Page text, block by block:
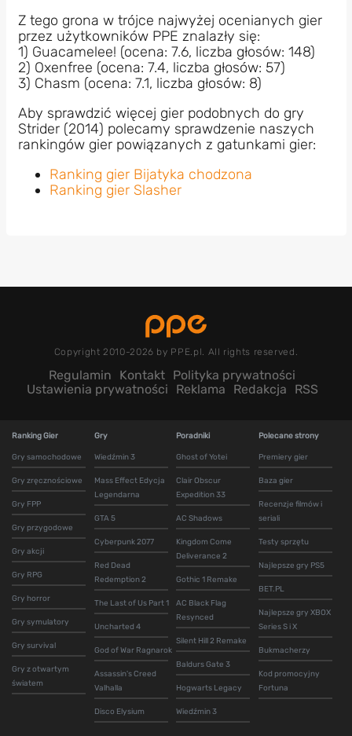
Z tego grona w trójce najwyżej ocenianych gier
przez użytkowników PPE znalazły się:
1) Guacamelee! (ocena: 7.6, liczba głosów: 148)
2) Oxenfree (ocena: 7.4, liczba głosów: 57)
3) Chasm (ocena: 7.1, liczba głosów: 8)
Aby sprawdzić więcej gier podobnych do gry
Strider (2014) polecamy sprawdzenie naszych
rankingów gier powiązanych z gatunkami gier:
Ranking gier Bijatyka chodzona
Ranking gier Slasher
Copyright 2010-2026 by PPE.pl. All rights reserved.
Regulamin Kontakt Polityka prywatności
Ustawienia prywatności
Reklama Redakcja RSS
Ranking Gier
Gry samochodowe
Gry zręcznościowe
Gry FPP
Gry przygodowe
Gry akcji
Gry RPG
Gry horror
Gry symulatory
Gry survival
Gry z otwartym
światem
Gry
Wiedźmin 3
Mass Effect Edycja
Legendarna
GTA 5
Cyberpunk 2077
Red Dead
Redemption 2
The Last of Us Part 1
Uncharted 4
God of War Ragnarok
Assassin's Creed
Valhalla
Disco Elysium
Poradniki
Ghost of Yotei
Clair Obscur
Expedition 33
AC Shadows
Kingdom Come
Deliverance 2
Gothic 1 Remake
AC Black Flag
Resynced
Silent Hill 2 Remake
Baldurs Gate 3
Hogwarts Legacy
Wiedźmin 3
Polecane strony
Premiery gier
Baza gier
Recenzje filmów i
seriali
Testy sprzętu
Najlepsze gry PS5
BET.PL
Najlepsze gry XBOX
Series S i X
Bukmacherzy
Kod promocyjny
Fortuna